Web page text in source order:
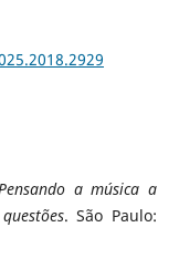
a música a
. São Paulo: